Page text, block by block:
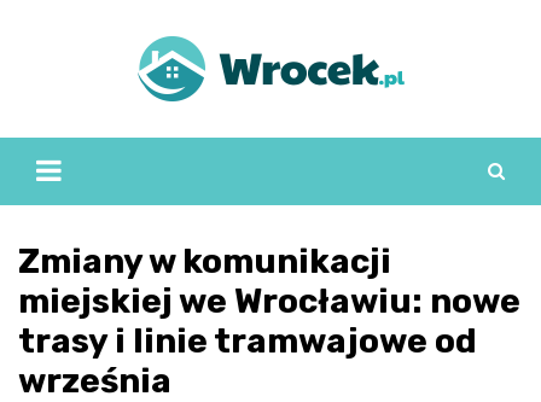
Zmiany w komunikacji
miejskiej we Wrocławiu: nowe
trasy i linie tramwajowe od
września